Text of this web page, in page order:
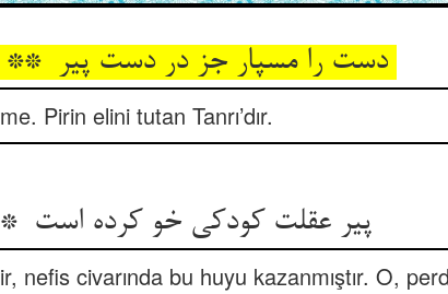
Pirin elini tutan Tanrı’dır.
پیر عقلت کودکی خو کرده است ** از جوار نفس که اندر پرده است
nefis civarında bu huyu kazanmıştır. O,